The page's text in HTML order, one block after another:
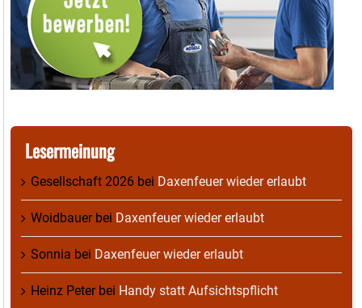
Lesermeinung
Gesellschaft 2026 bei Daxenfeuer wieder erlaubt
Woidbauerbei Daxenfeuer wieder erlaubt
Sonnia bei Daxenfeuer wieder erlaubt
Heinz Peterbei Handy statt Aufsichtspflicht